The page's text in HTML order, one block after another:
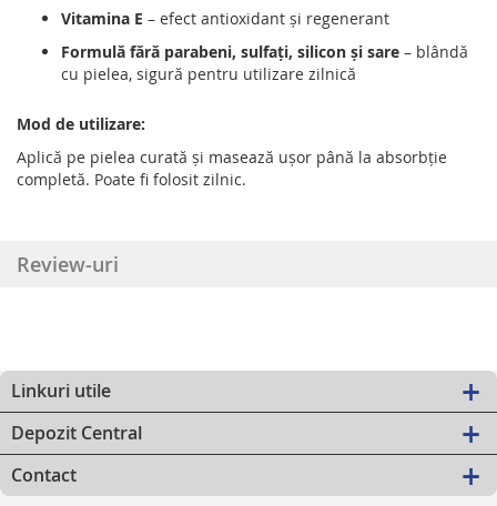
Vitamina E – efect antioxidant și regenerant
Formulă fără parabeni, sulfați, silicon și sare – blândă
cu pielea, sigură pentru utilizare zilnică
Mod de utilizare:
Aplică pe pielea curată și masează ușor până la absorbție
completă. Poate fi folosit zilnic.
Review-uri
Linkuri utile
Depozit Central
Contact